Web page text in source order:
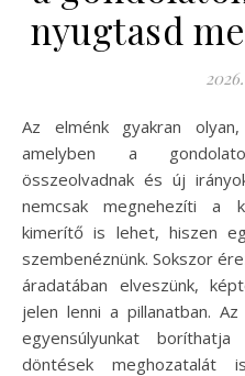
nyugtasd
Az elménk gyakran olyan, mint egy nyugtalan folyó,
amelyben a
összeolvadnak és új
nemcsak megnehezíti a
kimerítő is lehet, hiszen
szembenéznünk. Sokszor
áradatában elveszünk,
jelen lenni a pillanatban.
egyensúlyunkat
döntések meghozatalát